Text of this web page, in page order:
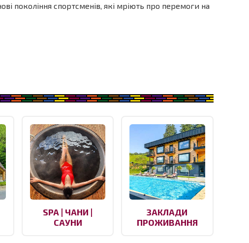
покоління спортсменів, які мріють про перемоги на
SPA | ЧАНИ |
САУНИ
ЗАКЛАДИ
ПРОЖИВАННЯ